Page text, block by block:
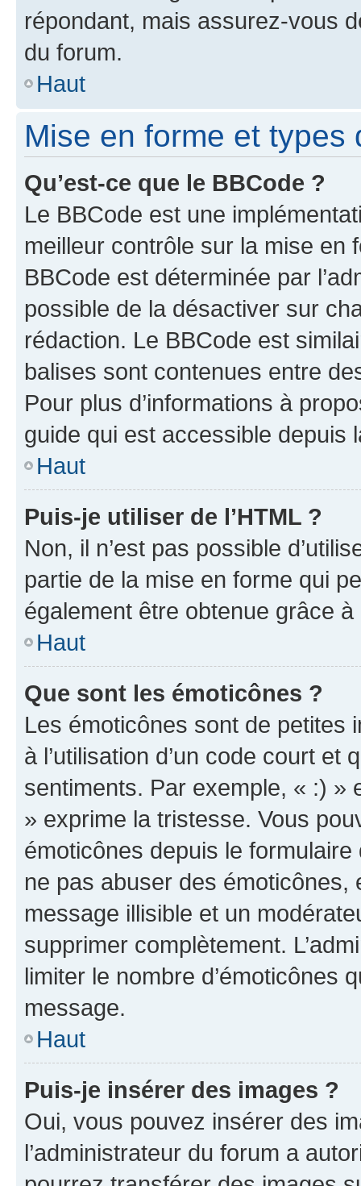
répondant, mais assurez-vous
du forum.
Haut
Mise en forme et types
Qu’est-ce que le BBCode ?
Le BBCode est une
meilleur contrôle sur la mise en
BBCode est déterminée par
possible de la désactiver sur
rédaction. Le BBCode est
balises sont contenues entre
Pour plus d’informations à
guide qui est accessible depuis
Haut
Puis-je utiliser de l’HTML ?
Non, il n’est pas possible
partie de la mise en forme qui
également être obtenue grâce à
Haut
Que sont les émoticônes ?
Les émoticônes sont de petites
à l’utilisation d’un code court et
sentiments. Par exemple, « :) »
» exprime la tristesse. Vous
émoticônes depuis le
ne pas abuser des
message illisible et un
supprimer complètement.
limiter le nombre d’émoticônes
message.
Haut
Puis-je insérer des images ?
Oui, vous pouvez insérer des
l’administrateur du forum a